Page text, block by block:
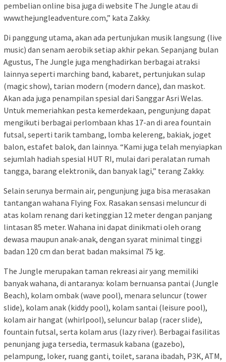
pembelian online bisa juga di website The Jungle atau di
www.thejungleadventure.com,” kata Zakky.
Di panggung utama, akan ada pertunjukan musik langsung (live
music) dan senam aerobik setiap akhir pekan. Sepanjang bulan
Agustus, The Jungle juga menghadirkan berbagai atraksi
lainnya seperti marching band, kabaret, pertunjukan sulap
(magic show), tarian modern (modern dance), dan maskot.
Akan ada juga penampilan spesial dari Sanggar Asri Welas.
Untuk memeriahkan pesta kemerdekaan, pengunjung dapat
mengikuti berbagai perlombaan khas 17-an di area fountain
futsal, seperti tarik tambang, lomba kelereng, bakiak, joget
balon, estafet balok, dan lainnya. “Kami juga telah menyiapkan
sejumlah hadiah spesial HUT RI, mulai dari peralatan rumah
tangga, barang elektronik, dan banyak lagi,” terang Zakky.
Selain serunya bermain air, pengunjung juga bisa merasakan
tantangan wahana Flying Fox. Rasakan sensasi meluncur di
atas kolam renang dari ketinggian 12 meter dengan panjang
lintasan 85 meter. Wahana ini dapat dinikmati oleh orang
dewasa maupun anak-anak, dengan syarat minimal tinggi
badan 120 cm dan berat badan maksimal 75 kg.
The Jungle merupakan taman rekreasi air yang memiliki
banyak wahana, di antaranya: kolam bernuansa pantai (Jungle
Beach), kolam ombak (wave pool), menara seluncur (tower
slide), kolam anak (kiddy pool), kolam santai (leisure pool),
kolam air hangat (whirlpool), seluncur balap (racer slide),
fountain futsal, serta kolam arus (lazy river). Berbagai fasilitas
penunjang juga tersedia, termasuk kabana (gazebo),
pelampung, loker, ruang ganti, toilet, sarana ibadah, P3K, ATM,